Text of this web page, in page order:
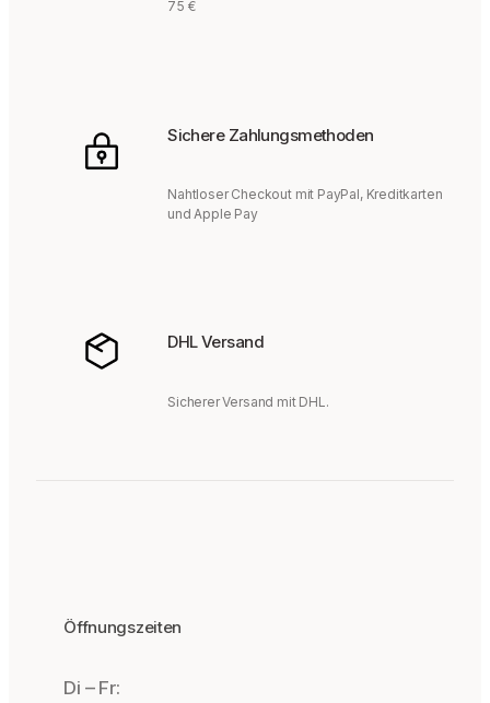
75 €
Sichere Zahlungsmethoden
Nahtloser Checkout mit PayPal, Kreditkarten
und Apple Pay
DHL Versand
Sicherer Versand mit DHL.
Öffnungszeiten
Di – Fr: